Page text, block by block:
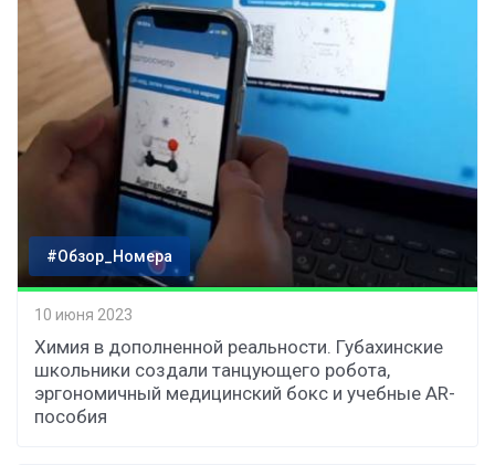
#Обзор_Номера
10 июня 2023
Химия в дополненной реальности. Губахинские
школьники создали танцующего робота,
эргономичный медицинский бокс и учебные AR-
пособия